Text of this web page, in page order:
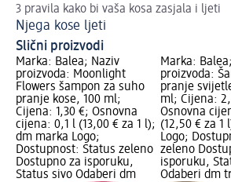
3 pravila kako bi vaša kosa zasjala i ljeti
Njega kose ljeti
Slični proizvodi
Marka: Balea; Naziv
proizvoda: Moonlight
Flowers šampon za suho
pranje kose, 100 ml;
Cijena: 1,30 €; Osnovna
cijena: 0,1 l (13,00 € za 1 l);
dm marka Logo;
Dostupnost: Status zeleno
Dostupno za isporuku,
Status sivo Odaberi dm
Marka:
proizvoda:
pranje
ml; Cijena:
Osnovna
(12,50 € za 1
Logo;
zeleno
isporuku,
Odaberi dm